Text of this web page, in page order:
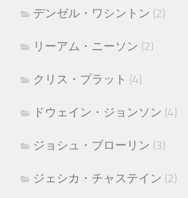
デンゼル・ワシントン (2)
リーアム・ニーソン (2)
クリス・プラット (4)
ドウェイン・ジョンソン (4)
ジョシュ・ブローリン (3)
ジェシカ・チャステイン (2)